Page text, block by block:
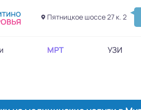
Пятницкое шоссе 27 к. 2
МРТ УЗИ